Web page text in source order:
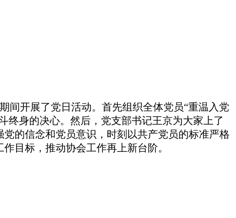
间开展了党日活动。首先组织全体党员“重温入党
终身的决心。 然后，党支部书记王京为大家上了
党的信念和党员意识，时刻以共产党员的标准严格
作目标，推动协会工作再上新台阶。